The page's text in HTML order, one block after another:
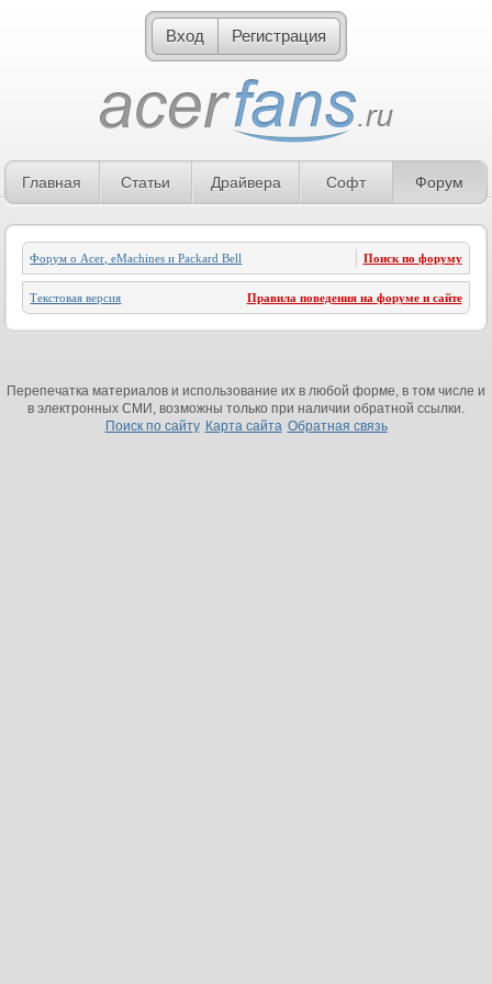
Вход Регистрация
Главная Статьи Драйвера Софт Форум
Форум о Acer, eMachines и Packard Bell Поиск по форуму
Текстовая версия Правила поведения на форуме и сайте
Перепечатка материалов и использование их в любой форме, в том числе и
в электронных СМИ, возможны только при наличии обратной ссылки.
Поиск по сайту Карта сайта Обратная связь